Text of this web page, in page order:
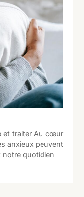
et traiter Au cœur
anxieux peuvent
notre quotidien